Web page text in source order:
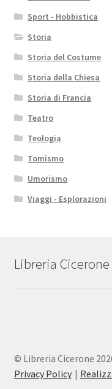
Sport - Hobbistica
Storia
Storia del Costume
Storia della Chiesa
Storia di Francia
Teatro
Teologia
Tomismo
Umorismo
Viaggi - Esplorazioni
Libreria
© Libreria Cicerone
Privacy Policy